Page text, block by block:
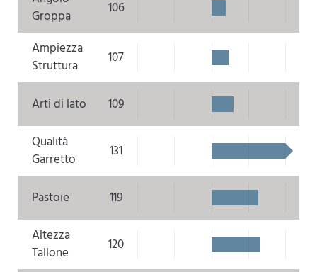
Groppa
106
Ampiezza
Struttura
107
Arti di lato
109
Qualità
Garretto
131
Pastoie
119
Altezza
Tallone
120